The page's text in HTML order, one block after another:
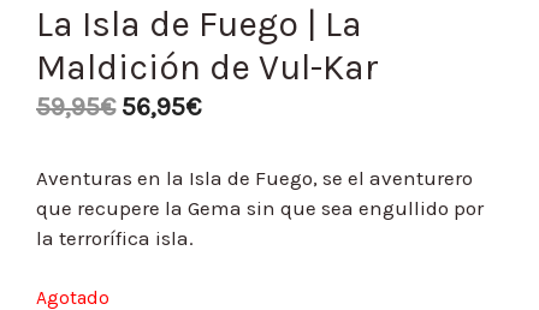
La Isla de Fuego | La
Maldición de Vul-Kar
59,95€ 56,95€
Aventuras en la Isla de Fuego, se el aventurero
que recupere la Gema sin que sea engullido por
la terrorífica isla.
Agotado